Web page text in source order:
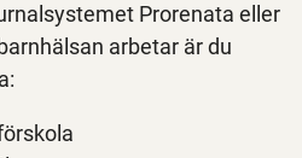
Prorenata eller
arbetar är du